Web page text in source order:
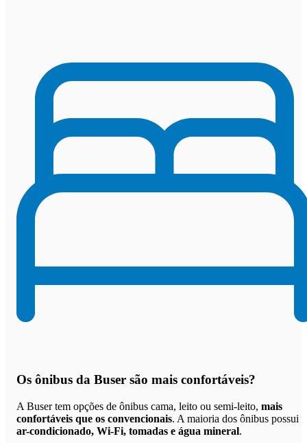
Os ônibus da Buser são mais confortáveis?
A Buser tem opções de ônibus cama, leito ou semi-leito, mais
confortáveis que os convencionais. A maioria dos ônibus possui
ar-condicionado, Wi-Fi, tomadas e água mineral.